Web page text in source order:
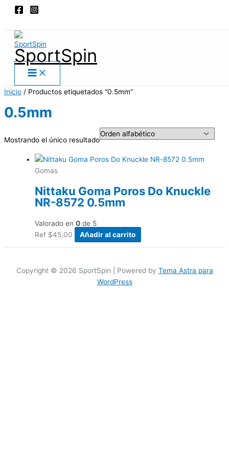
SportSpin
Menu
Inicio / Productos etiquetados “0.5mm”
0.5mm
Mostrando el único resultado
Gomas
Nittaku Goma Poros Do Knuckle
NR-8572 0.5mm
Valorado en 0 de 5
Ref $45,00 Añadir al carrito
Copyright © 2026 SportSpin | Powered by Tema Astra para
WordPress